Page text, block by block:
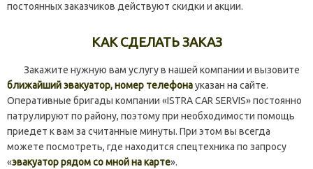
постоянных заказчиков действуют скидки и акции.
КАК СДЕЛАТЬ ЗАКАЗ
Закажите нужную вам услугу в нашей компании и вызовите
ближайший эвакуатор, номер телефонауказан на сайте.
Оперативные бригады компании «ISTRA CAR SERVIS» постоянно
патрулируют по району, поэтому при необходимости помощь
приедет к вам за считанные минуты. При этом вы всегда
можете посмотреть, где находится спецтехника по запросу
«эвакуатор рядом со мной на карте».